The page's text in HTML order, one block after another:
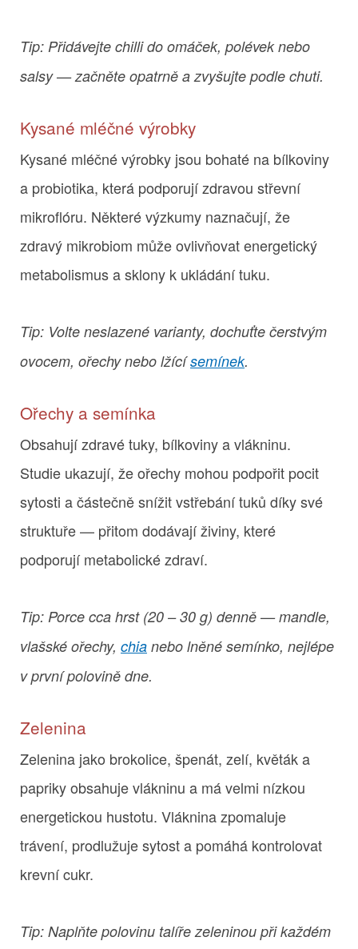
Tip: Přidávejte chilli do omáček, polévek nebo
salsy — začněte opatrně a zvyšujte podle chuti.
Kysané mléčné výrobky
Kysané mléčné výrobky jsou bohaté na bílkoviny
a probiotika, která podporují zdravou střevní
mikroflóru. Některé výzkumy naznačují, že
zdravý mikrobiom může ovlivňovat energetický
metabolismus a sklony k ukládání tuku.
Tip: Volte neslazené varianty, dochuťte čerstvým
ovocem, ořechy nebo lžícísemínek.
Ořechy a semínka
Obsahují zdravé tuky, bílkoviny a vlákninu.
Studie ukazují, že ořechy mohou podpořit pocit
sytosti a částečně snížit vstřebání tuků díky své
struktuře — přitom dodávají živiny, které
podporují metabolické zdraví.
Tip: Porce cca hrst (20 – 30 g) denně — mandle,
vlašské ořechy, chia nebo lněné semínko, nejlépe
v první polovině dne.
Zelenina
Zelenina jako brokolice, špenát, zelí, květák a
papriky obsahuje vlákninu a má velmi nízkou
energetickou hustotu. Vláknina zpomaluje
trávení, prodlužuje sytost a pomáhá kontrolovat
krevní cukr.
Tip: Naplňte polovinu talíře zeleninou při každém